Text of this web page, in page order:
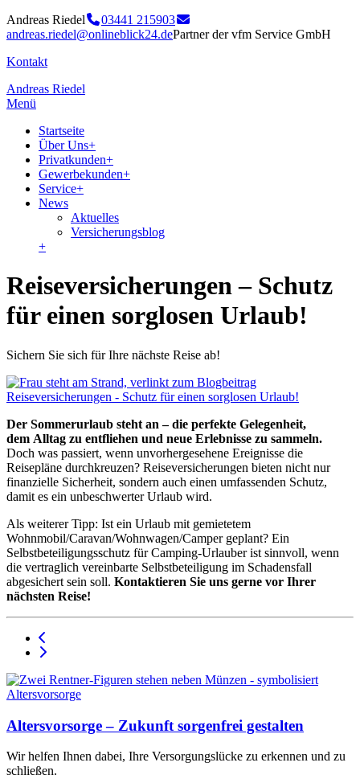
Andreas Riedel
03441 215903
andreas.riedel@onlineblick24.dePartner der vfm Service GmbH
Kontakt
Andreas Riedel
Menü
Startseite
Über Uns+
Privatkunden+
Gewerbekunden+
Service+
News
Aktuelles
Versicherungsblog
+
Reiseversicherungen – Schutz
für einen sorglosen Urlaub!
Sichern Sie sich für Ihre nächste Reise ab!
Der Sommerurlaub steht an – die perfekte Gelegenheit,
dem Alltag zu entfliehen und neue Erlebnisse zu sammeln.
Doch was passiert, wenn unvorhergesehene Ereignisse die
Reisepläne durchkreuzen? Reiseversicherungen bieten nicht nur
finanzielle Sicherheit, sondern auch einen umfassenden Schutz,
damit es ein unbeschwerter Urlaub wird.
Als weiterer Tipp: Ist ein Urlaub mit gemietetem
Wohnmobil/Caravan/Wohnwagen/Camper geplant? Ein
Selbstbeteiligungsschutz für Camping-Urlauber ist sinnvoll, wenn
die vertraglich vereinbarte Selbstbeteiligung im Schadensfall
abgesichert sein soll. Kontaktieren Sie uns gerne vor Ihrer
nächsten Reise!
Altersvorsorge – Zukunft sorgenfrei gestalten
Wir helfen Ihnen dabei, Ihre Versorgungslücke zu erkennen und zu
schließen.